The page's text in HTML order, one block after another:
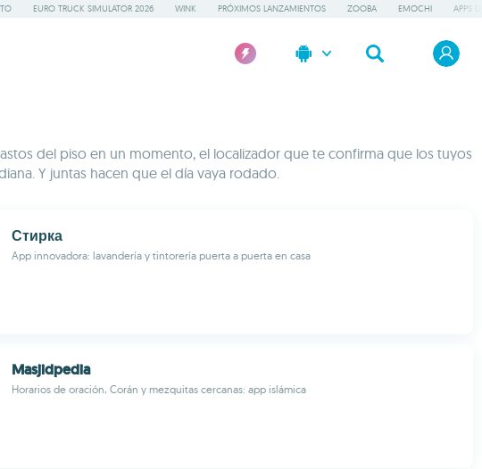
EURO TRUCK SIMULATOR 2026 WINK PRÓXIMOS LANZAMIENTOS ZOOBA EMOCHI APPS
del piso en un momento, el localizador que te confirma que los tuyos
Y juntas hacen que el día vaya rodado.
Стирка
App innovadora: lavandería y tintorería puerta a puerta en casa
Masjidpedia
Horarios de oración, Corán y mezquitas cercanas: app islámica